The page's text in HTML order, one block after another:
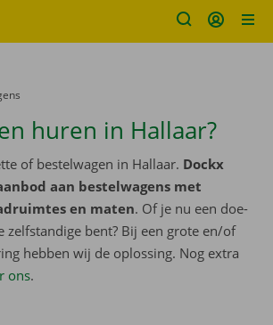
huren in Hallaar?
of bestelwagen in Hallaar. Dockx
aan bestelwagens met
en maten. Of je nu een doe-
zelfstandige bent? Bij een grote en/of
hebben wij de oplossing. Nog extra
ons.